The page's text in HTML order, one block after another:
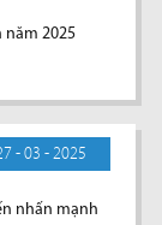
2025
- 03 - 2025
nhấn mạnh